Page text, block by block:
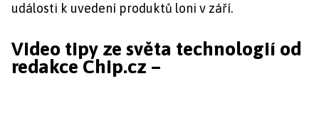
události k uvedení produktů loni v září.
Video tipy ze světa technologií od
redakce Chip.cz –